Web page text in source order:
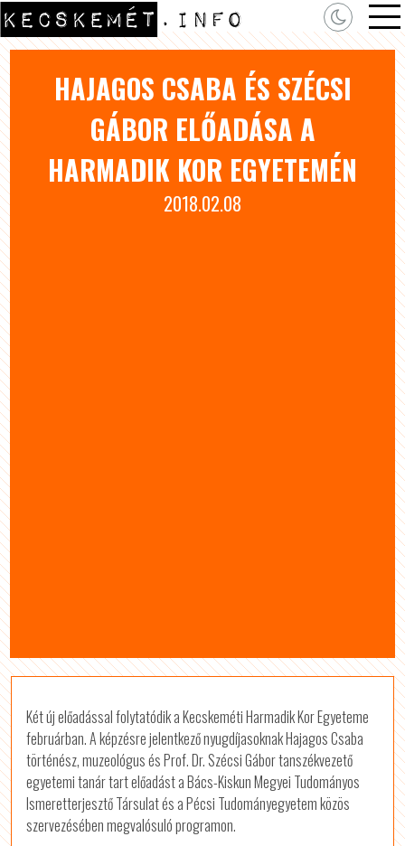
HAJAGOS CSABA ÉS SZÉCSI
GÁBOR ELŐADÁSA A
HARMADIK KOR EGYETEMÉN
2018.02.08
Két új előadással folytatódik a Kecskeméti Harmadik Kor Egyeteme
februárban. A képzésre jelentkező nyugdíjasoknak Hajagos Csaba
történész, muzeológus és Prof. Dr. Szécsi Gábor tanszékvezető
egyetemi tanár tart előadást a Bács-Kiskun Megyei Tudományos
Ismeretterjesztő Társulat és a Pécsi Tudományegyetem közös
szervezésében megvalósuló programon.